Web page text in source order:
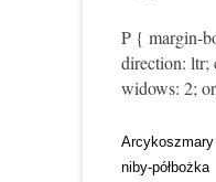
P { margin-
direction: ltr;
widows: 2;
Arcykoszmary
niby-półbożka